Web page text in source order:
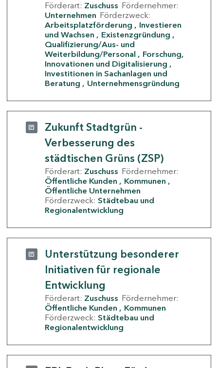
Förderart: Zuschuss Fördernehmer:
Unternehmen Förderzweck:
Arbeitsplatzförderung
Investieren
und Wachsen
Existenzgründung
Qualifizierung/Aus- und
Weiterbildung/Personal
Forschung,
Innovationen und Digitalisierung
Investitionen in Sachanlagen und
Beratung
Unternehmensgründung
Zukunft Stadtgrün -
Verbesserung des
städtischen Grüns (ZSP)
Förderart: Zuschuss Fördernehmer:
Öffentliche Kunden
Kommunen
Öffentliche Unternehmen
Förderzweck: Städtebau und
Regionalentwicklung
Unterstützung besonderer
Initiativen für regionale
Entwicklung
Förderart: Zuschuss Fördernehmer:
Öffentliche Kunden
Kommunen
Förderzweck: Städtebau und
Regionalentwicklung